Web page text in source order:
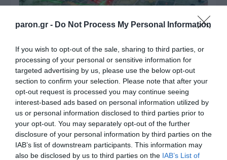
paron.gr - Do Not Process My Personal Information
If you wish to opt-out of the sale, sharing to third parties, or
processing of your personal or sensitive information for
targeted advertising by us, please use the below opt-out
section to confirm your selection. Please note that after your
opt-out request is processed you may continue seeing
interest-based ads based on personal information utilized by
us or personal information disclosed to third parties prior to
your opt-out. You may separately opt-out of the further
disclosure of your personal information by third parties on the
IAB’s list of downstream participants. This information may
also be disclosed by us to third parties on the IAB’s List of
ΠΑΤΗΣΤΕ ΓΙΑ LIVE ΚΙΝΗΣΗ
Live ενημέρωση για Κηφισό, Αττική Οδό και κέντρο Αθήνας από το
paron.gr
ΤΟ ΠΑΡΟΝ ΤΗΣ ΚΥΡΙΑΚΗΣ